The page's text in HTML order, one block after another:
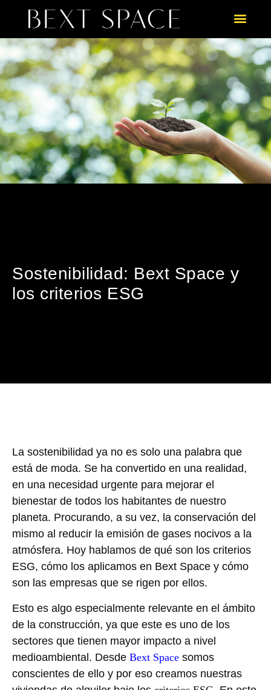
Sostenibilidad: Bext Space y
los criterios ESG
La sostenibilidad ya no es solo una palabra que
está de moda. Se ha convertido en una realidad,
en una necesidad urgente para mejorar el
bienestar de todos los habitantes de nuestro
planeta. Procurando, a su vez, la conservación del
mismo al reducir la emisión de gases nocivos a la
atmósfera. Hoy hablamos de qué son los criterios
ESG, cómo los aplicamos en Bext Space y cómo
son las empresas que se rigen por ellos.
Esto es algo especialmente relevante en el ámbito
de la construcción, ya que este es uno de los
sectores que tienen mayor impacto a nivel
medioambiental. Desde Bext Space somos
conscientes de ello y por eso creamos nuestras